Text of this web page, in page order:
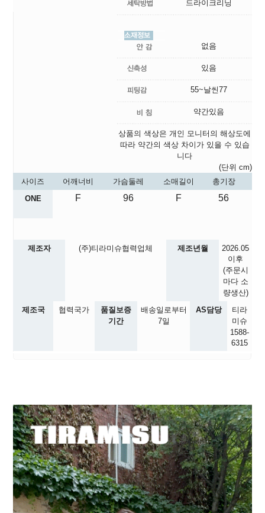
드라이크리닝
없음
있음
55~날씬77
약간있음
상품의 색상은 개인 모니터의 해상도에
따라 약간의 색상 차이가 있을 수 있습
니다
(단위 cm)
사이즈
어깨너비 가슴둘레 소매길이
총기장
ONE
F 96 F 56
제조자 (주)티라미슈협력업체 제조년월
2026.05
이후
(주문시
마다 소
량생산)
제조국
협력국가
품질보증
기간
배송일로부터
7일
AS담당
티라
미슈
1588-
6315